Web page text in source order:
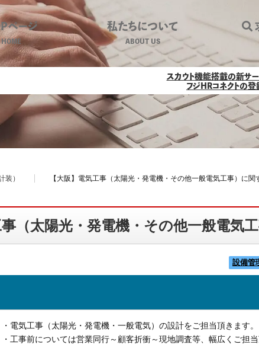
ページ
HOME
私たちについて
ABOUT US
スカウト機能搭載の新サー
フジHRコネクトの
気工事（太陽光・発電機・その他一般
装） 【大阪】電気工事（太陽光・発電機・その他一般電気工事）に関
事（太陽光・発電機・その他一般電気
設備管
・電気工事（太陽光・発電機・一般電気）の設計をご担当頂きます。
・工事前については営業同行～顧客折衝～現地調査等、幅広くご担当